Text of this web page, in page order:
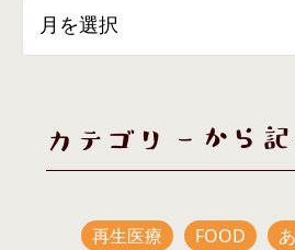
カテゴリーから
再生医療 FOOD